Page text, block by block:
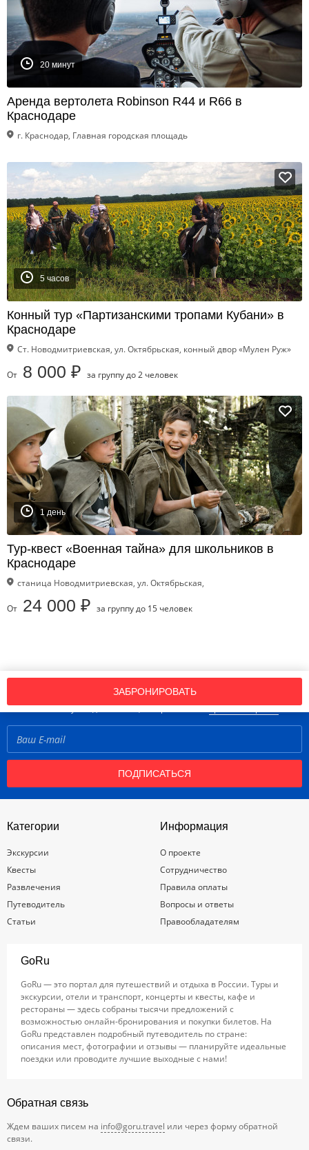
20 минут
Аренда вертолета Robinson R44 и R66 в
Краснодаре
г. Краснодар, Главная городская площадь
5 часов
Конный тур «Партизанскими тропами Кубани» в
Краснодаре
Ст. Новодмитриевская, ул. Октябрьская, конный двор «Мулен Руж»
От 8 000 ₽ за группу до 2 человек
1 день
Тур-квест «Военная тайна» для школьников в
Краснодаре
станица Новодмитриевская, ул. Октябрьская,
От 24 000 ₽ за группу до 15 человек
ЗАБРОНИРОВАТЬ
Подпишись на нашу рассылку новостей!
Нажимая кнопку «Подписаться», вы принимаетеправила портала
ПОДПИСАТЬСЯ
Категории
Экскурсии
Квесты
Развлечения
Путеводитель
Статьи
Информация
О проекте
Сотрудничество
Правила оплаты
Вопросы и ответы
Правообладателям
GoRu
GoRu — это портал для путешествий и отдыха в России. Туры и
экскурсии, отели и транспорт, концерты и квесты, кафе и
рестораны — здесь собраны тысячи предложений с
возможностью онлайн-бронирования и покупки билетов. На
GoRu представлен подробный путеводитель по стране:
описания мест, фотографии и отзывы — планируйте идеальные
поездки или проводите лучшие выходные с нами!
Обратная связь
Ждем ваших писем на info@goru.travel или через форму обратной
связи.